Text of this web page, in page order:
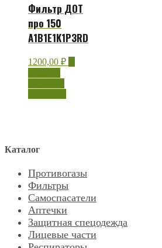
Фильтр ДОТ
про 150
А1В1Е1K1Р3RD
1200,00 ₽
Каталог
Противогазы
Фильтры
Самоспасатели
Аптечки
Защитная спецодежда
Лицевые части